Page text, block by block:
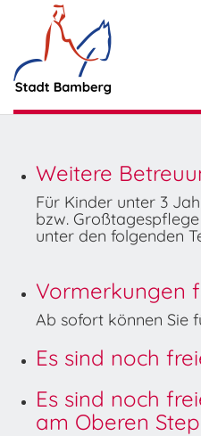
Weitere
Für Kinder unter 3
bzw.
unter den folgenden
Vormerkungen
Ab sofort können Sie
Es sind noch
Es sind noch
am Oberen